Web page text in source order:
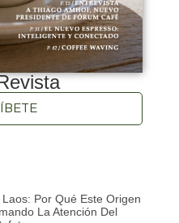
Por Qué Este Origen
La Atención Del